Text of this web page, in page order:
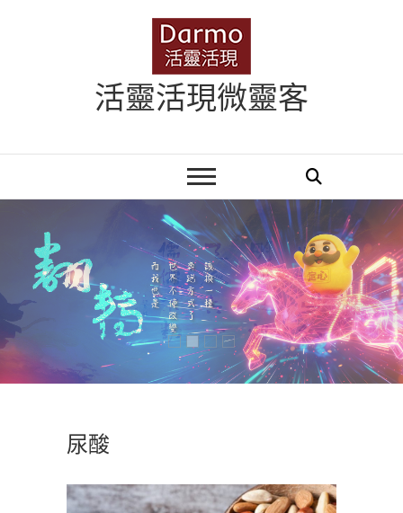
活靈活現微靈客
尿酸